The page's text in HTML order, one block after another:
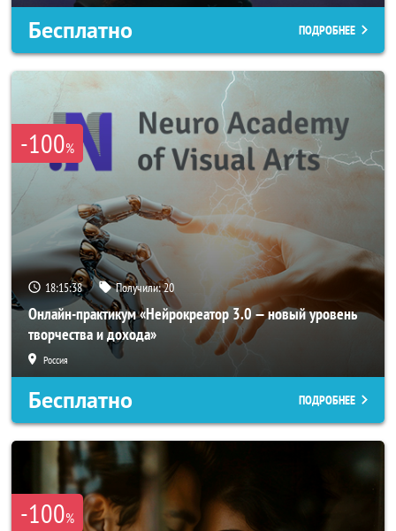
Бесплатно ПОДРОБНЕЕ
-100%
18:15:35 Получили:20
Онлайн-практикум «Нейрокреатор 3.0 — новый уровень
творчества и дохода»
Россия
Бесплатно ПОДРОБНЕЕ
-100%